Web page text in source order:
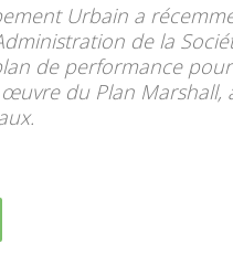
Urbain a
de la
de performance
du Plan Marshall,